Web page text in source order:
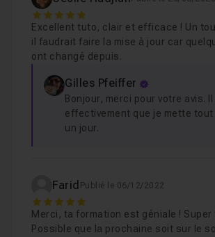
Tous les fichiers de travail sont fournis.
Je reste disponible dans lesalon
toutes questions.
Bon tuto !
Chapitre 7 : La communication
Chapitre 8 : Créer un Packshot
Chapitre 9 : Conclusion du tuto
5
Excellent tuto, clair et efficace ! Un
il faudrait faire la mise à jour car
ont changé depuis.
Gilles Pfeiffer
Bonjour, merci pour votre avis.
effectivement que je mette tout
un jour.
Farid Publié le 06/12/2022
5
Merci, ta formation est géniale ! Super
Possible que la prochaine soit sur le